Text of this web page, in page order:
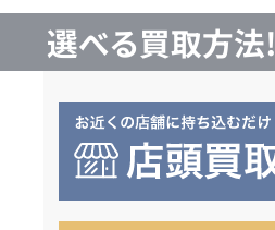
選べる買取方法!